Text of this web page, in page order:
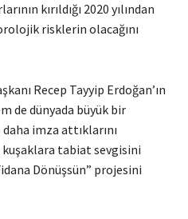
kırıldığı 2020 yılından
risklerin olacağını
Recep Tayyip Erdoğan’ın
de dünyada büyük bir
imza attıklarını
tabiat sevgisini
Dönüşsün” projesini